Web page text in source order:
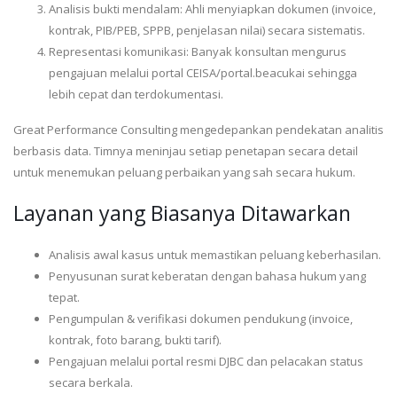
Analisis bukti mendalam: Ahli menyiapkan dokumen (invoice,
kontrak, PIB/PEB, SPPB, penjelasan nilai) secara sistematis.
Representasi komunikasi: Banyak konsultan mengurus
pengajuan melalui portal CEISA/portal.beacukai sehingga
lebih cepat dan terdokumentasi.
Great Performance Consulting mengedepankan pendekatan analitis
berbasis data. Timnya meninjau setiap penetapan secara detail
untuk menemukan peluang perbaikan yang sah secara hukum.
Layanan yang Biasanya Ditawarkan
Analisis awal kasus untuk memastikan peluang keberhasilan.
Penyusunan surat keberatan dengan bahasa hukum yang
tepat.
Pengumpulan & verifikasi dokumen pendukung (invoice,
kontrak, foto barang, bukti tarif).
Pengajuan melalui portal resmi DJBC dan pelacakan status
secara berkala.